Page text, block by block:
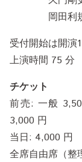
岡田利規（
受付開始は開演
上演時間 75 分
チケット
前売: 一般
3,000 円
当日: 4,000 円
全席自由席（整